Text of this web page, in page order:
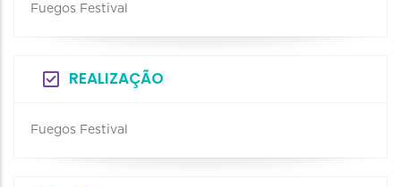
Fuegos Festival
REALIZAÇÃO
Fuegos Festival